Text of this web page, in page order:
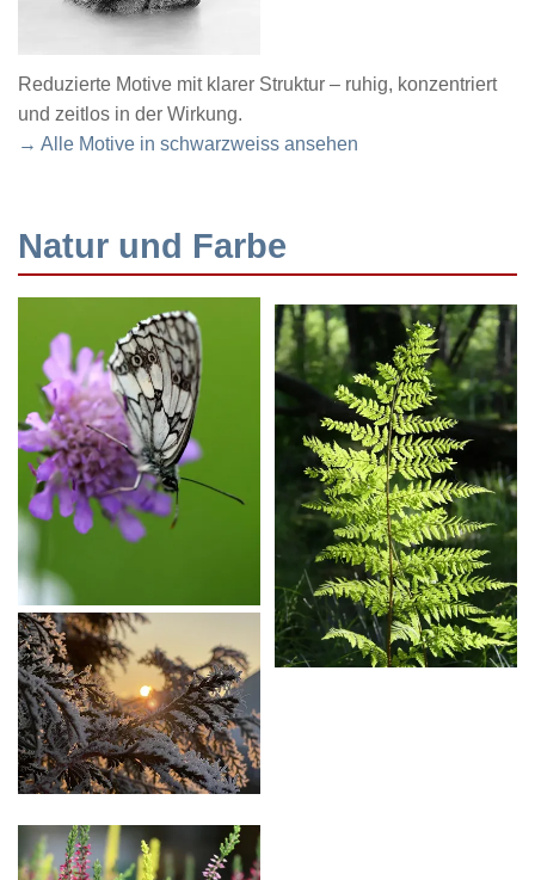
Reduzierte Motive mit klarer Struktur – ruhig, konzentriert
und zeitlos in der Wirkung.
→ Alle Motive in schwarzweiss ansehen
Natur und Farbe